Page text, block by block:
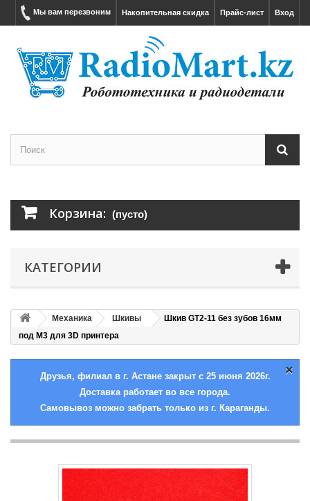
Вход
Прайс-лист
Накопительная скидка
Мы вам перезвоним
Корзина: (пусто)
КАТЕГОРИИ
Механика Шкивы
Шкив GT2-11 без зубов 16мм
под М3 для 3D принтера
×
Друзья, филиал в г. Астане закрыт с 25 июня 2026г.
Доставка работает во все города.
Самовывоз можно забрать только из г. Караганды.